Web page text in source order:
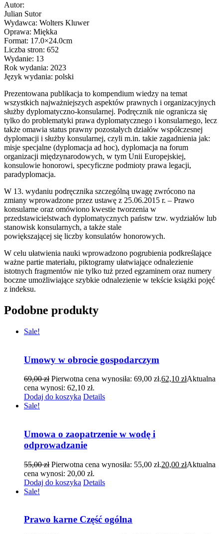
Autor:
Julian Sutor
Wydawca: Wolters Kluwer
Oprawa: Miękka
Format: 17.0×24.0cm
Liczba stron: 652
Wydanie: 13
Rok wydania: 2023
Język wydania: polski
Prezentowana publikacja to kompendium wiedzy na temat
wszystkich najważniejszych aspektów prawnych i organizacyjnych
służby dyplomatyczno-konsularnej. Podręcznik nie ogranicza się
tylko do problematyki prawa dyplomatycznego i konsularnego, lecz
także omawia status prawny pozostałych działów współczesnej
dyplomacji i służby konsularnej, czyli m.in. takie zagadnienia jak:
misje specjalne (dyplomacja ad hoc), dyplomacja na forum
organizacji międzynarodowych, w tym Unii Europejskiej,
konsulowie honorowi, specyficzne podmioty prawa legacji,
paradyplomacja.
W 13. wydaniu podręcznika szczególną uwagę zwrócono na
zmiany wprowadzone przez ustawę z 25.06.2015 r. – Prawo
konsularne oraz omówiono kwestie tworzenia w
przedstawicielstwach dyplomatycznych państw tzw. wydziałów lub
stanowisk konsularnych, a także stale
powiększającej się liczby konsulatów honorowych.
W celu ułatwienia nauki wprowadzono pogrubienia podkreślające
ważne partie materiału, piktogramy ułatwiające odnalezienie
istotnych fragmentów nie tylko tuż przed egzaminem oraz numery
boczne umożliwiające szybkie odnalezienie w tekście książki pojęć
z indeksu.
Podobne produkty
Sale!
Umowy w obrocie gospodarczym
69,00zł Pierwotna cena wynosiła: 69,00 zł.62,10 złAktualna
cena wynosi: 62,10 zł.
Dodaj do koszyka Details
Sale!
Umowa o zaopatrzenie w wodę i
odprowadzanie
55,00zł Pierwotna cena wynosiła: 55,00 zł.20,00 złAktualna
cena wynosi: 20,00 zł.
Dodaj do koszyka Details
Sale!
Prawo karne Część ogólna